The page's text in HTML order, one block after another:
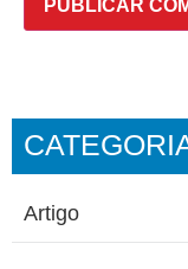
Artigo